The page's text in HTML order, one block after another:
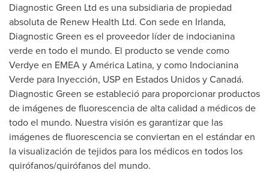
Diagnostic Green Ltd es una subsidiaria de propiedad
absoluta de Renew Health Ltd. Con sede en Irlanda,
Diagnostic Green es el proveedor líder de indocianina
verde en todo el mundo. El producto se vende como
Verdye en EMEA y América Latina, y como Indocianina
Verde para Inyección, USP en Estados Unidos y Canadá.
Diagnostic Green se estableció para proporcionar productos
de imágenes de fluorescencia de alta calidad a médicos de
todo el mundo. Nuestra visión es garantizar que las
imágenes de fluorescencia se conviertan en el estándar en
la visualización de tejidos para los médicos en todos los
quirófanos/quirófanos del mundo.